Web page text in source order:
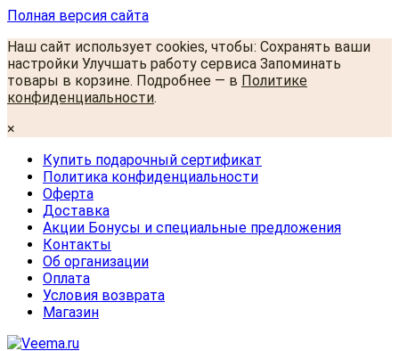
Полная версия сайта
Наш сайт использует cookies, чтобы: Сохранять ваши
настройки Улучшать работу сервиса Запоминать
товары в корзине. Подробнее — в Политике
конфиденциальности.
×
Купить подарочный сертификат
Политика конфиденциальности
Оферта
Доставка
Акции Бонусы и специальные предложения
Контакты
Об организации
Оплата
Условия возврата
Магазин